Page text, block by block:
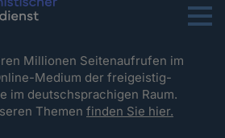
Menu
Millionen Seitenaufrufen im
Medium der freigeistig-
im deutschsprachigen Raum.
Themenfinden Sie hier.